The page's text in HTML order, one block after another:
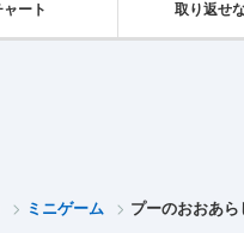
ート 取り返せ
ミニゲーム プーのおおあら